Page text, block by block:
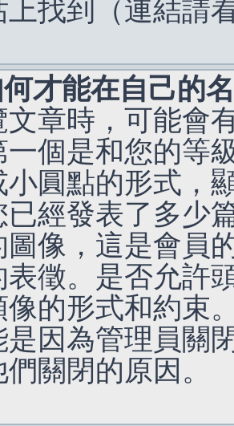
上找到（連結請
才能在自己的
文章時，可能會
一個是和您的等
小圓點的形式，
已經發表了多少
圖像，這是會員
表徵。是否允許
像的形式和約束
是因為管理員關
關閉的原因。